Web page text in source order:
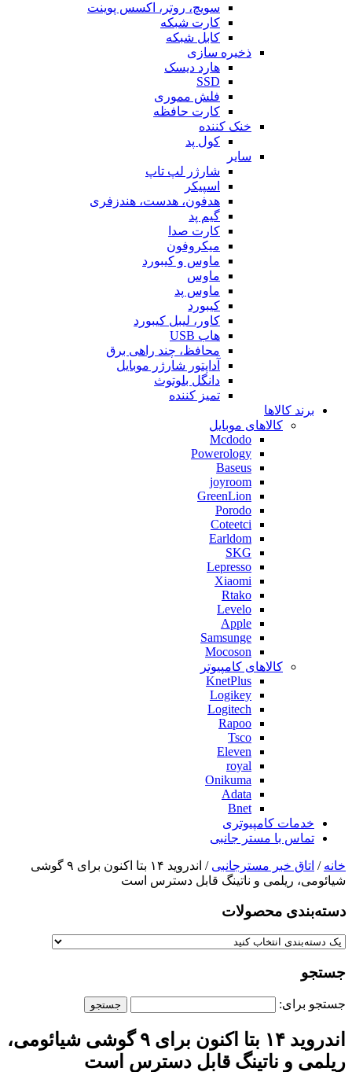
سویچ، روتر، اکسس پوینت
کارت شبکه
کابل شبکه
ذخیره سازی
هارد دیسک
SSD
فلش مموری
کارت حافظه
خنک کننده
کول پد
سایر
شارژر لپ تاپ
اسپیکر
هدفون، هدست، هندزفری
گیم پد
کارت صدا
میکروفون
ماوس و کیبورد
ماوس
ماوس پد
کیبورد
کاور، لیبل کیبورد
هاب USB
محافظ، چند راهی برق
آداپتور شارژر موبایل
دانگل بلوتوث
تمیز کننده
برند کالاها
کالاهای موبایل
Mcdodo
Powerology
Baseus
joyroom
GreenLion
Porodo
Coteetci
Earldom
SKG
Lepresso
Xiaomi
Rtako
Levelo
Apple
Samsunge
Mocoson
کالاهای کامپیوتر
KnetPlus
Logikey
Logitech
Rapoo
Tsco
Eleven
royal
Onikuma
Adata
Bnet
خدمات کامپیوتری
تماس با مستر جانبی
خانه / اتاق خبر مسترجانبی
/ اندروید ۱۴ بتا اکنون برای ۹ گوشی
شیائومی، ریلمی و ناتینگ قابل دسترس است
دسته‌بندی‌ محصولات
جستجو
جستجو برای:
اندروید ۱۴ بتا اکنون برای ۹ گوشی شیائومی،
ریلمی و ناتینگ قابل دسترس است